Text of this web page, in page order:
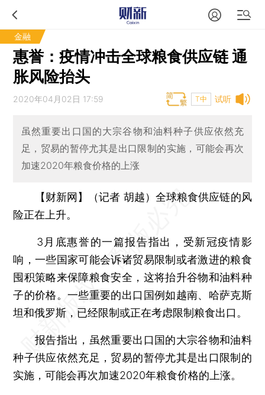
金融
惠誉：疫情冲击全球粮食供应链 通
胀风险抬头
试听
2020年04月02日 17:59 T中
虽然重要出口国的大宗谷物和油料种子供应依然充
足，贸易的暂停尤其是出口限制的实施，可能会再次
加速2020年粮食价格的上涨
【财新网】（记者 胡越） 全球粮食供应链的风
险正在上升。
3月底惠誉的一篇报告指出，受新冠疫情影
响，一些国家可能会诉诸贸易限制或者激进的粮食
囤积策略来保障粮食安全，这将抬升谷物和油料种
子的价格。一些重要的出口国例如越南、哈萨克斯
坦和俄罗斯，已经限制或正在考虑限制粮食出口。
报告指出，虽然重要出口国的大宗谷物和油料
种子供应依然充足，贸易的暂停尤其是出口限制的
实施，可能会再次加速2020年粮食价格的上涨。